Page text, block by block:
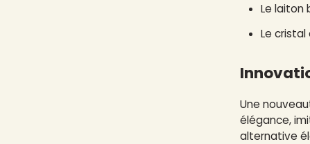
Le laiton
Le
Une
élégance,
alternative